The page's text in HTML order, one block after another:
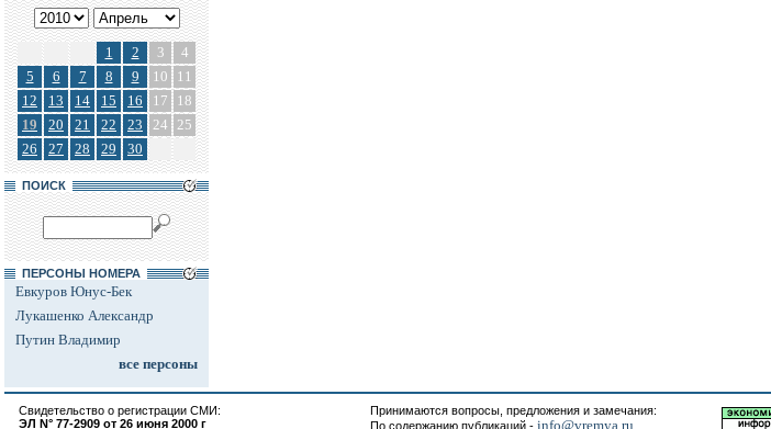
1 2 3
4
5
6 7 8 9 10
11
12
13 14 15 16 17
18
19
20 21 22 23 24 25
26
27 28 29 30
ПОИСК
ПЕРСОНЫ НОМЕРА
Евкуров Юнус-Бек
Лукашенко Александр
Путин Владимир
все персоны
Свидетельство о регистрации СМИ:
ЭЛ N° 77-2909 от 26 июня 2000 г
Принимаются вопросы, предложения и замечания:
По содержанию публикаций - info@vremya.ru